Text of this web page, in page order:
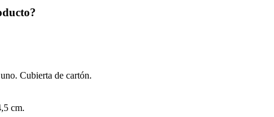
Cubierta de cartón.
cm.